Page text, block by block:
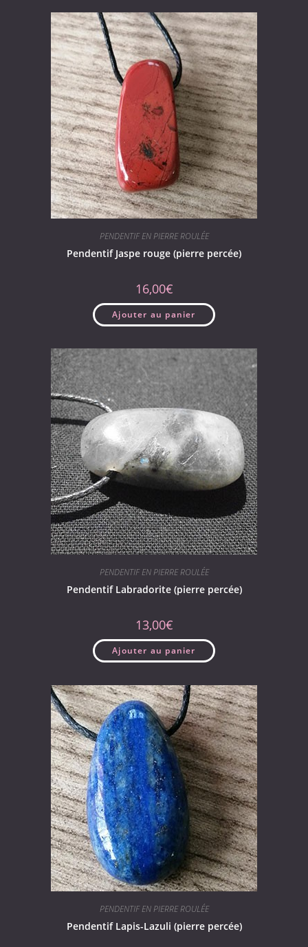
PENDENTIF EN PIERRE ROULÉE
Pendentif Jaspe rouge (pierre percée)
16,00€
Ajouter au panier
PENDENTIF EN PIERRE ROULÉE
Pendentif Labradorite (pierre percée)
13,00€
Ajouter au panier
PENDENTIF EN PIERRE ROULÉE
Pendentif Lapis-Lazuli (pierre percée)